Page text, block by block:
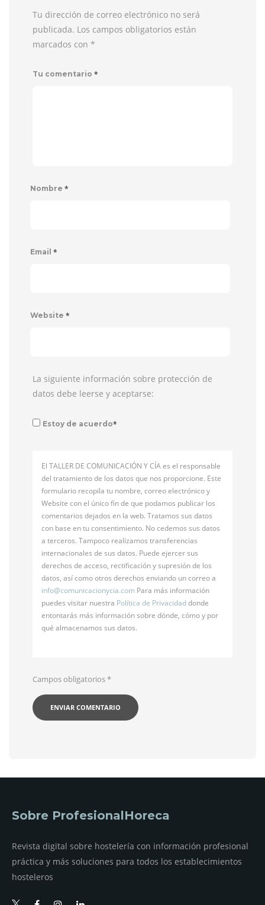
Tu dirección de correo electrónico no será
publicada. Los campos obligatorios están
marcados con *
Tu comentario *
Nombre *
Email *
Website *
La siguiente información sobre protección de
datos debe leerse y aceptarse:
Estoy de acuerdo*
El TALLER DE COMUNICACIÓN Y CÍA es el responsable
del tratamiento de los datos que nos proporcione. Este
formulario recopila tu nombre, correo electrónico y
Website con el único fin de que podamos publicar los
comentarios dejados en la web. Tratamos sus datos
con base en tu consentimiento. No cedemos sus datos
a terceros. Tampoco realizamos transferencias
internacionales de sus datos. Puede ejercer sus
derechos de acceso, rectificación y supresión de los
datos, así como otros derechos enviando un correo a
info@comunicacionycia.com Para más información
puedes visitar nuestra Política de Privacidaddonde
entontarás más información sobre dónde, cómo y por
qué almacenamos sus datos.
Campos obligatorios*
Sobre ProfesionalHoreca
Revista digital sobre hostelería con información profesional
práctica y más soluciones para todos los establecimientos
hosteleros